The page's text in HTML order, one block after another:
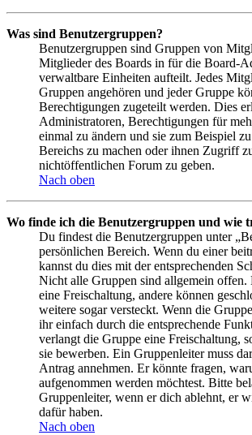
Was sind Benutzergruppen?
Benutzergruppen sind Gruppen von
Mitglieder des Boards in für die Board-
verwaltbare Einheiten aufteilt. Jedes
Gruppen angehören und jeder Gruppe
Berechtigungen zugeteilt werden. Dies
Administratoren, Berechtigungen für
einmal zu ändern und sie zum Beispiel
Bereichs zu machen oder ihnen Zugriff
nichtöffentlichen Forum zu geben.
Nach oben
Wo finde ich die Benutzergruppen und wie
Du findest die Benutzergruppen unter
persönlichen Bereich. Wenn du einer
kannst du dies mit der entsprechenden
Nicht alle Gruppen sind allgemein offen.
eine Freischaltung, andere können
weitere sogar versteckt. Wenn die
ihr einfach durch die entsprechende
verlangt die Gruppe eine Freischaltung,
sie bewerben. Ein Gruppenleiter muss
Antrag annehmen. Er könnte fragen,
aufgenommen werden möchtest. Bitte
Gruppenleiter, wenn er dich ablehnt, er
dafür haben.
Nach oben